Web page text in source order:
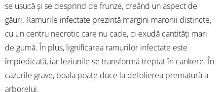
se usucă și se desprind de frunze, creând un aspect de
găuri. Ramurile infectate prezintă margini maronii distincte,
cu un centru necrotic care nu cade, ci exudă cantități mari
de gumă. În plus, lignificarea ramurilor infectate este
împiedicată, iar leziunile se transformă treptat în cankere. În
cazurile grave, boala poate duce la defolierea prematură a
arborelui.